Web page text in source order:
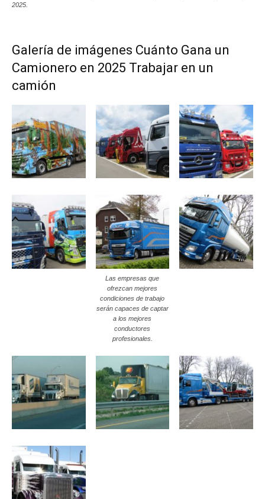
2025.
Galería de imágenes Cuánto Gana un
Camionero en 2025 Trabajar en un
camión
Las empresas que
ofrezcan mejores
condiciones de trabajo
serán capaces de captar
a los mejores
conductores
profesionales.